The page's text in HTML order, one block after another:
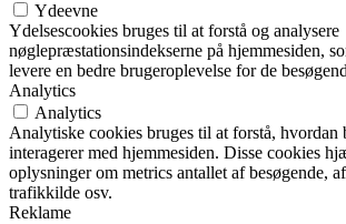
Ydeevne
Ydelsescookies bruges til at forstå og analysere
nøglepræstationsindekserne på hjemmesiden,
levere en bedre brugeroplevelse for de
Analytics
Analytics
Analytiske cookies bruges til at forstå, hvordan
interagerer med hjemmesiden. Disse cookies
oplysninger om metrics antallet af besøgende,
trafikkilde osv.
Reklame